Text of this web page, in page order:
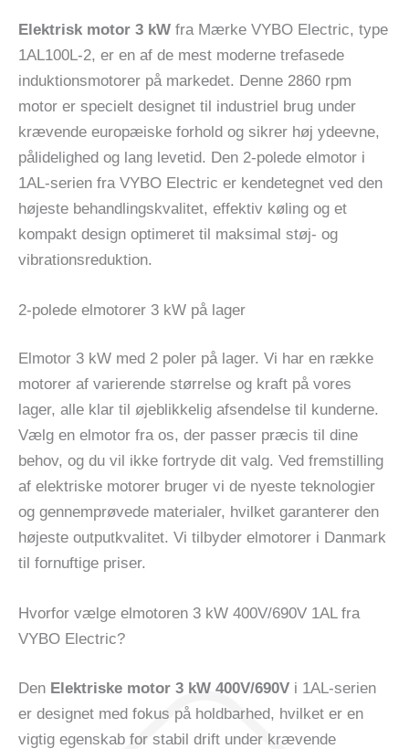
Elektrisk motor 3 kW fra Mærke VYBO Electric, type
1AL100L-2, er en af ​​de mest moderne trefasede
induktionsmotorer på markedet. Denne 2860 rpm
motor er specielt designet til industriel brug under
krævende europæiske forhold og sikrer høj ydeevne,
pålidelighed og lang levetid. Den 2-polede elmotor i
1AL-serien fra VYBO Electric er kendetegnet ved den
højeste behandlingskvalitet, effektiv køling og et
kompakt design optimeret til maksimal støj- og
vibrationsreduktion.
2-polede elmotorer 3 kW på lager
Elmotor 3 kW med 2 poler på lager. Vi har en række
motorer af varierende størrelse og kraft på vores
lager, alle klar til øjeblikkelig afsendelse til kunderne.
Vælg en elmotor fra os, der passer præcis til dine
behov, og du vil ikke fortryde dit valg. Ved fremstilling
af elektriske motorer bruger vi de nyeste teknologier
og gennemprøvede materialer, hvilket garanterer den
højeste outputkvalitet. Vi tilbyder elmotorer i Danmark
til fornuftige priser.
Hvorfor vælge elmotoren 3 kW 400V/690V 1AL fra
VYBO Electric?
Den Elektriske motor 3 kW 400V/690V i 1AL-serien
er designet med fokus på holdbarhed, hvilket er en
vigtig egenskab for stabil drift under krævende